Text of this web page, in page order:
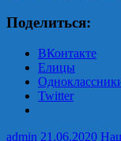
Поделиться:
ВКонтакте
Елицы
Twitter
admin 21.06.2020